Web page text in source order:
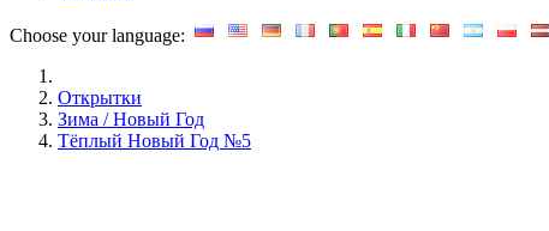
Choose your language:
Открытки
Зима / Новый Год
Тёплый Новый Год №5